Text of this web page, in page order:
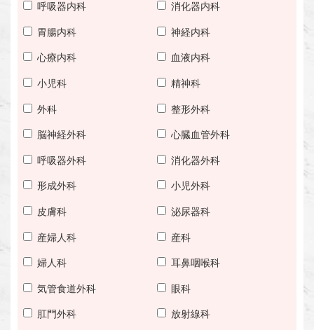
呼吸器内科 消化器内科
胃腸内科 神経内科
心療内科 血液内科
小児科 精神科
外科 整形外科
脳神経外科 心臓血管外科
呼吸器外科 消化器外科
形成外科 小児外科
皮膚科 泌尿器科
産婦人科 産科
婦人科 耳鼻咽喉科
気管食道外科 眼科
肛門外科 放射線科